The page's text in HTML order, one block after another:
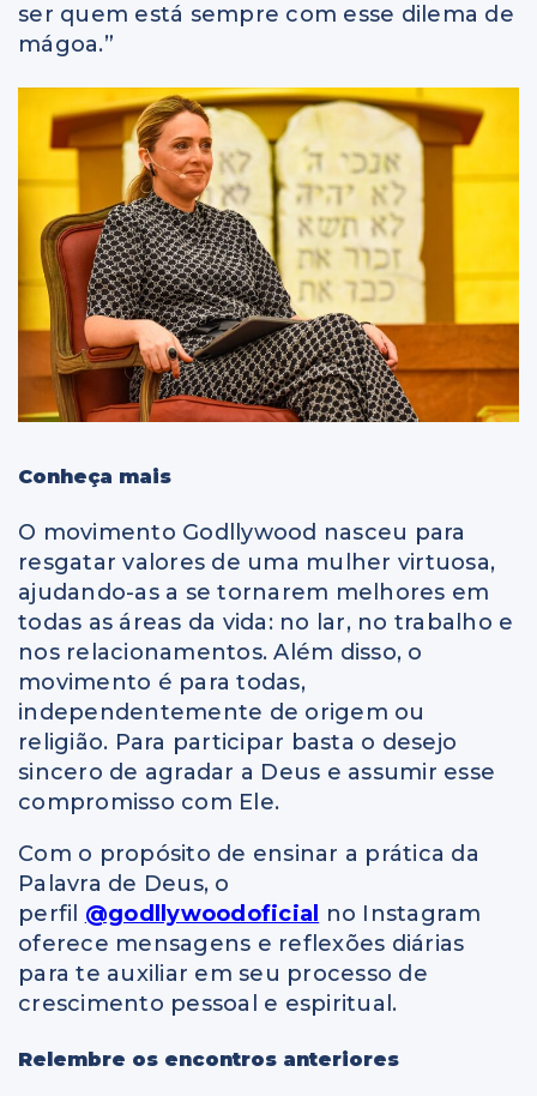
ser quem está sempre com esse dilema de
mágoa.”
Conheça mais
O movimento Godllywood nasceu para
resgatar valores de uma mulher virtuosa,
ajudando-as a se tornarem melhores em
todas as áreas da vida: no lar, no trabalho e
nos relacionamentos. Além disso, o
movimento é para todas,
independentemente de origem ou
religião. Para participar basta o desejo
sincero de agradar a Deus e assumir esse
compromisso com Ele.
Com o propósito de ensinar a prática da
Palavra de Deus, o
perfil @godllywoodoficial no Instagram
oferece mensagens e reflexões diárias
para te auxiliar em seu processo de
crescimento pessoal e espiritual.
Relembre os encontros anteriores